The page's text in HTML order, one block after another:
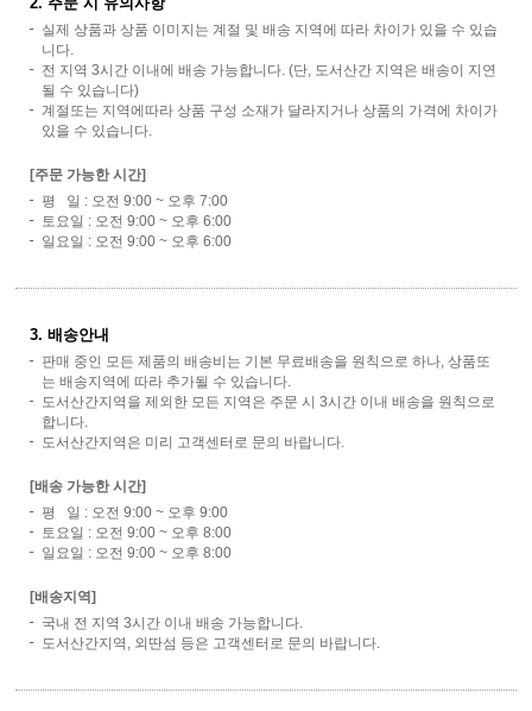
실제 상품과 상품 이미지는 계절 및 배송 지역에 따라 차이가 있을 수 있습
니다.
전 지역 3시간 이내에 배송 가능합니다. (단, 도서산간 지역은 배송이 지연
될 수 있습니다)
계절또는 지역에따라 상품 구성 소재가 달라지거나 상품의 가격에 차이가
있을 수 있습니다.
[주문 가능한 시간]
평 일 : 오전 9:00 ~ 오후 7:00
토요일 : 오전 9:00 ~ 오후 6:00
일요일 : 오전 9:00 ~ 오후 6:00
3. 배송안내
판매 중인 모든 제품의 배송비는 기본 무료배송을 원칙으로 하나, 상품또
는 배송지역에 따라 추가될 수 있습니다.
도서산간지역을 제외한 모든 지역은 주문 시 3시간 이내 배송을 원칙으로
합니다.
도서산간지역은 미리 고객센터로 문의 바랍니다.
[배송 가능한 시간]
평 일 : 오전 9:00 ~ 오후 9:00
토요일 : 오전 9:00 ~ 오후 8:00
일요일 : 오전 9:00 ~ 오후 8:00
[배송지역]
국내 전 지역 3시간 이내 배송 가능합니다.
도서산간지역, 외딴섬 등은 고객센터로 문의 바랍니다.